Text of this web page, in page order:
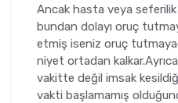
Ancak hasta veya
bundan dolayı oruç
etmiş iseniz oruç
niyet ortadan
vakitte değil imsak
vakti başlamamış